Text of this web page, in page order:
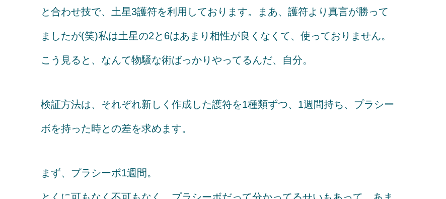
と合わせ技で、土星3護符を利用しております。まあ、護符より真言が勝って
ましたが(笑)私は土星の2と6はあまり相性が良くなくて、使っておりません。
こう見ると、なんて物騒な術ばっかりやってるんだ、自分。
検証方法は、それぞれ新しく作成した護符を1種類ずつ、1週間持ち、プラシー
ボを持った時との差を求めます。
まず、プラシーボ1週間。